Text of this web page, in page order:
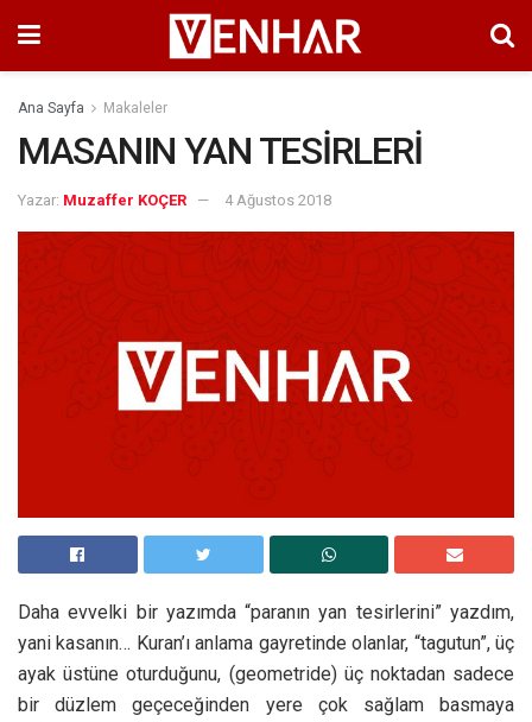
Ana Sayfa Makaleler
MASANIN YAN TESİRLERİ
Yazar: Muzaffer KOÇER 4 Ağustos 2018
Daha evvelki bir yazımda “paranın yan tesirlerini” yazdım,
yani kasanın… Kuran’ı anlama gayretinde olanlar, “tagutun”, üç
ayak üstüne oturduğunu, (geometride) üç noktadan sadece
bir düzlem geçeceğinden yere çok sağlam basmaya